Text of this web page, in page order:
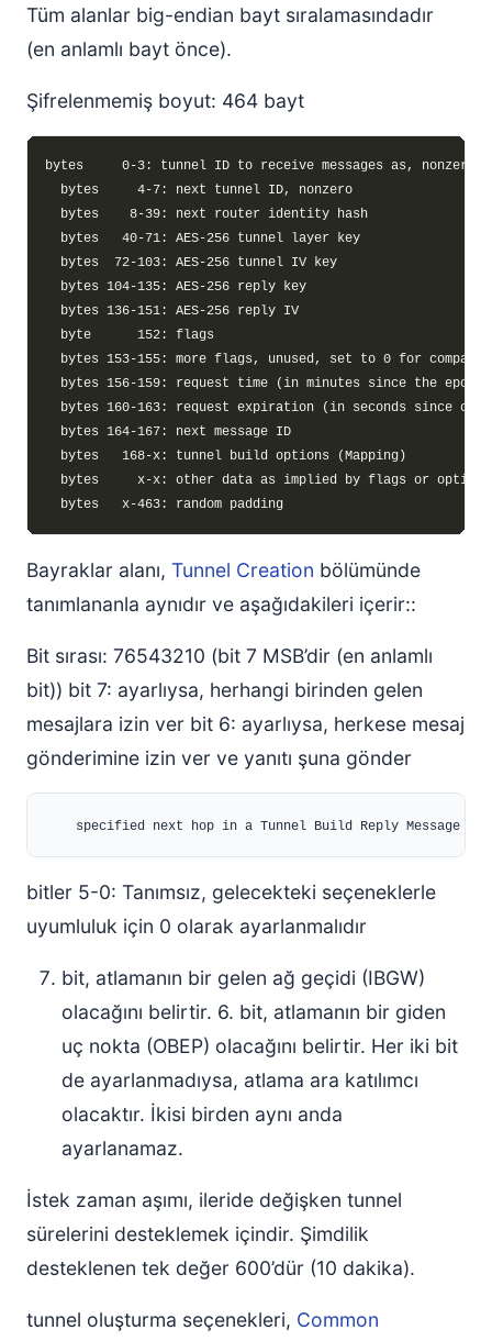
Tüm alanlar big-endian bayt sıralamasındadır
(en anlamlı bayt önce).
Şifrelenmemiş boyut: 464 bayt
Bayraklar alanı, Tunnel Creation bölümünde
tanımlananla aynıdır ve aşağıdakileri içerir::
Bit sırası: 76543210 (bit 7 MSB’dir (en anlamlı
bit)) bit 7: ayarlıysa, herhangi birinden gelen
mesajlara izin ver bit 6: ayarlıysa, herkese mesaj
gönderimine izin ver ve yanıtı şuna gönder
bitler 5-0: Tanımsız, gelecekteki seçeneklerle
uyumluluk için 0 olarak ayarlanmalıdır
bit, atlamanın bir gelen ağ geçidi (IBGW)
olacağını belirtir. 6. bit, atlamanın bir giden
uç nokta (OBEP) olacağını belirtir. Her iki bit
de ayarlanmadıysa, atlama ara katılımcı
olacaktır. İkisi birden aynı anda
ayarlanamaz.
İstek zaman aşımı, ileride değişken tunnel
sürelerini desteklemek içindir. Şimdilik
desteklenen tek değer 600’dür (10 dakika).
tunnel oluşturma seçenekleri, Common